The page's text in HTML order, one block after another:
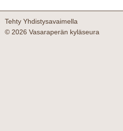
Tehty Yhdistysavaimella
© 2026 Vasaraperän kyläseura